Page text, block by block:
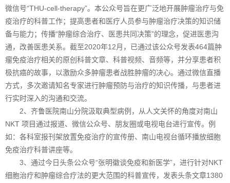
微信号“THU-cell-therapy”。本公众号旨在更广泛地开展肿瘤治疗与免
疫治疗的科普工作；提高患者和医疗人员参与肿瘤治疗决策的知识储
备与能力；传播“肿瘤综合治疗、医患共同决策”的理念，促进医患沟
通，改善医患关系。截至2020年12月，已通过该公众号发表464篇肿
瘤免疫治疗相关的原创科普文章、科普视频、音频等，并分享患者积
极抗癌的故事，以激励众多肿瘤患者战胜肿瘤的决心。通过微信直播
方式，多次邀请知名专家进行肿瘤预防与治疗的知识传播，与患者进
行实时深入的沟通和交流。
2、齐鲁医院南山分院汲取典型病例，从人文关怀的角度对南山
NKT 项目通过报道、微信公众号、朋友圈或电视电台进行宣传。例
如：各科室报刊架放置免疫治疗的宣传册、南山电视台循环播放细胞
免疫治疗科普讲座等。
3、通过今日头条公众号“张明徽谈免疫和新医学”，进行针对NKT
细胞治疗和肿瘤综合疗法的更大范围的科普宣传，发表头条文章1380